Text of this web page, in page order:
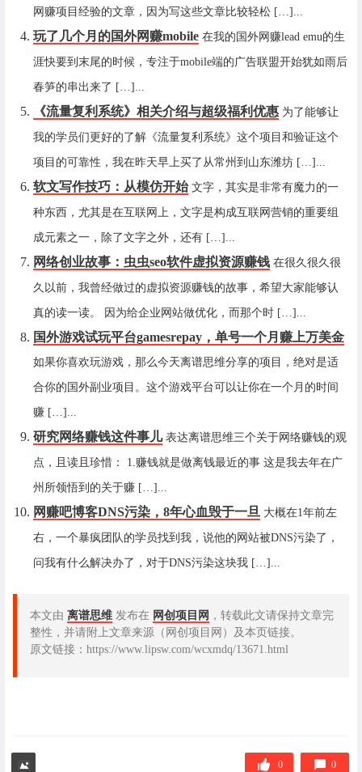
网赚项目经验的文章，因为写这些文章比较轻松 […]...
玩了几个月的国外网赚mobile 在我的国外网赚lead emu的生
涯快要到末尾的时候，专注于mobile端的广告联盟开始犹如雨后
春笋的串出来了 […]...
《流量复利系统》相关介绍与超级福利优惠 为了能够让
我的学员们更好的了解《流量复利系统》这个项目和验证这个
项目的可靠性，我在昨天早上买了从常州到山东潍坊 […]...
软文写作技巧：从模仿开始 文字，其实是非常有魔力的一
种东西，尤其是在互联网上，文字是构成互联网营销的重要组
成元素之一，除了文字之外，还有 […]...
网络创业故事：虫虫seo软件虚拟资源赚钱 在很久很久很
久以前，我曾经做过的虚拟资源赚钱的故事，希望大家能够认
真的读一读。 因为给企业网站做优化，而那个时 […]...
国外游戏试玩平台gamesrepay，单号一个月赚上万美金
如果你喜欢玩游戏，那么今天离谱思维分享的项目，绝对是适
合你的国外副业项目。这个游戏平台可以让你在一个月的时间
赚 […]...
研究网络赚钱这件事儿 表达离谱思维三个关于网络赚钱的观
点，且读且珍惜： 1.赚钱就是做离钱最近的事 这是我去年在广
州所领悟到的关于赚 […]...
网赚吧博客DNS污染，8年心血毁于一旦 大概在1年前左
右，一个暴疯团队的学员找到我，说他的网站被DNS污染了，
问我有什么解决办了，对于DNS污染这块我 […]...
本文由 离谱思维 发布在 网创项目网 ，转载此文请保持文章完
整性，并请附上文章来源（网创项目网）及本页链接。
原文链接：https://www.lipsw.com/wcxmdq/13671.html
0 0